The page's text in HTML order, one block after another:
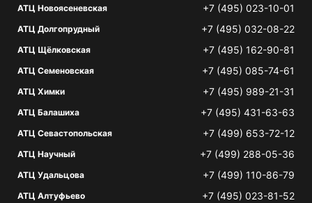
АТЦ Новоясеневская +7 (495) 023-10-01
АТЦ Долгопрудный +7 (495) 032-08-22
АТЦ Щёлковская +7 (495) 162-90-81
АТЦ Семеновская +7 (495) 085-74-61
АТЦ Химки +7 (495) 989-21-31
АТЦ Балашиха +7 (495) 431-63-63
АТЦ Севастопольская +7 (499) 653-72-12
АТЦ Научный +7 (499) 288-05-36
АТЦ Удальцова +7 (499) 110-86-79
АТЦ Алтуфьево +7 (495) 023-81-52